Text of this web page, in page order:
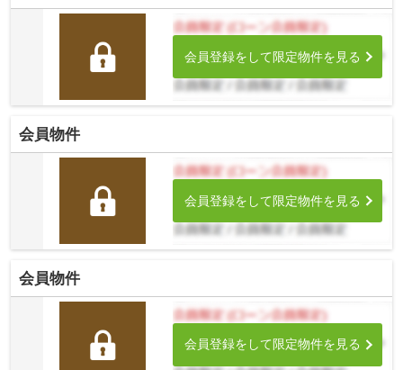
会員登録をして限定物件を見る
会員物件
会員登録をして限定物件を見る
会員物件
会員登録をして限定物件を見る